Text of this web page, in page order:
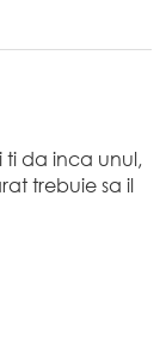
ti da inca unul,
trebuie sa il